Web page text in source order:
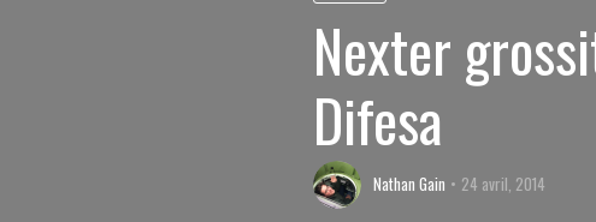
Nexter
Difesa
Nathan Gain 24 avril, 2014